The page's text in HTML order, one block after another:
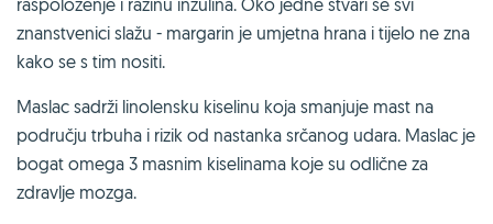
znanstvenici slažu - margarin je umjetna hrana i tijelo ne zna
kako se s tim nositi.
Maslac sadrži linolensku kiselinu koja smanjuje mast na
području trbuha i rizik od nastanka srčanog udara. Maslac je
bogat omega 3 masnim kiselinama koje su odlične za
zdravlje mozga.